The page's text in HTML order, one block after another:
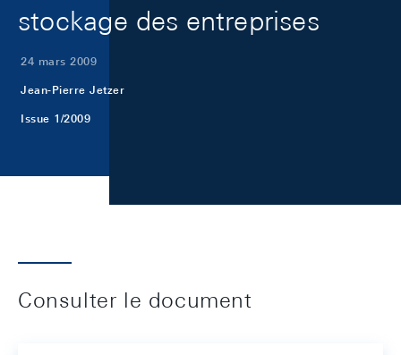
stockage des entreprises
24 mars 2009
Jean-Pierre Jetzer
Issue 1/2009
Consulter le document